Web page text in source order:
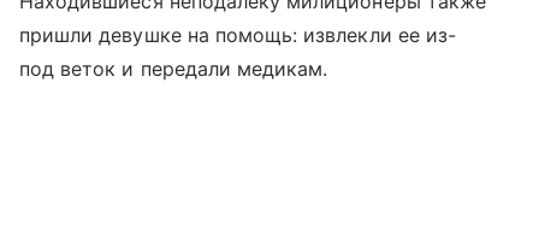
пришли девушке на помощь: извлекли ее из-
под веток и передали медикам.